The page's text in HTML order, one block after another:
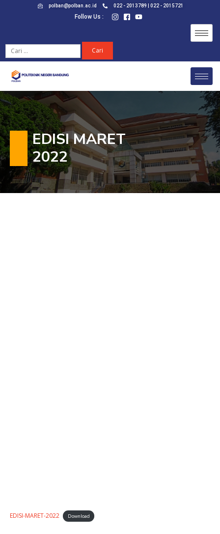
polban@polban.ac.id 022 - 2013789 | 022 - 2015721
Follow Us :
EDISI MARET
2022
EDISI-MARET-2022 Download